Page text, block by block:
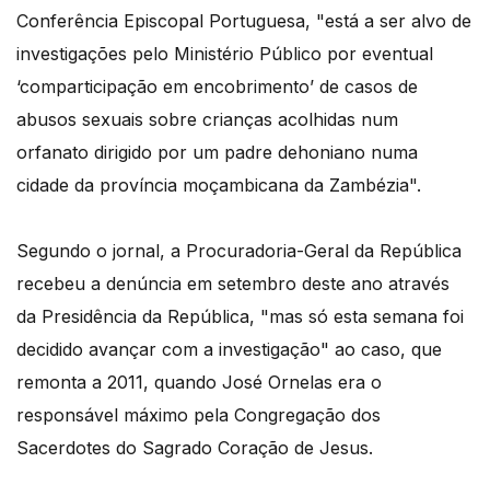
Conferência Episcopal Portuguesa, "está a ser alvo de
investigações pelo Ministério Público por eventual
‘comparticipação em encobrimento’ de casos de
abusos sexuais sobre crianças acolhidas num
orfanato dirigido por um padre dehoniano numa
cidade da província moçambicana da Zambézia".
Segundo o jornal, a Procuradoria-Geral da República
recebeu a denúncia em setembro deste ano através
da Presidência da República, "mas só esta semana foi
decidido avançar com a investigação" ao caso, que
remonta a 2011, quando José Ornelas era o
responsável máximo pela Congregação dos
Sacerdotes do Sagrado Coração de Jesus.